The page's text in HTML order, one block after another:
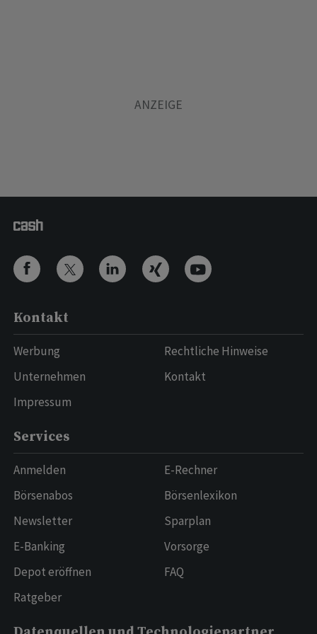
Kontakt
Werbung
Unternehmen
Impressum
Rechtliche Hinweise
Kontakt
Services
Anmelden
Börsenabos
Newsletter
E-Banking
Depot eröffnen
Ratgeber
E-Rechner
Börsenlexikon
Sparplan
Vorsorge
FAQ